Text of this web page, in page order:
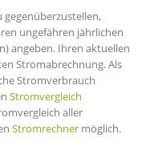
gegenüberzustellen,
ungefähren jährlichen
angeben. Ihren aktuellen
Stromabrechnung. Als
Stromverbrauch
Stromvergleich
aller
Stromrechner möglich.